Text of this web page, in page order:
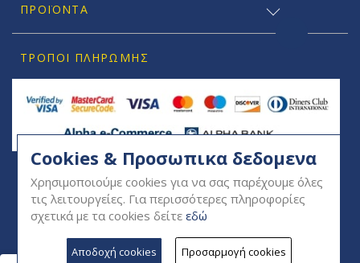
ΠΡΟΪΟΝΤΑ
ΤΡΌΠΟΙ ΠΛΗΡΩΜΉΣ
SOCIAL
Cookies & Προσωπικα δεδομενα
Χρησιμοποιούμε cookies για να σας παρέχουμε όλες
τις λειτουργείες. Για περισσότερες πληροφορίες
σχετικά με τα cookies δείτε εδώ
Αποδοχή cookies Προσαρμογή cookies